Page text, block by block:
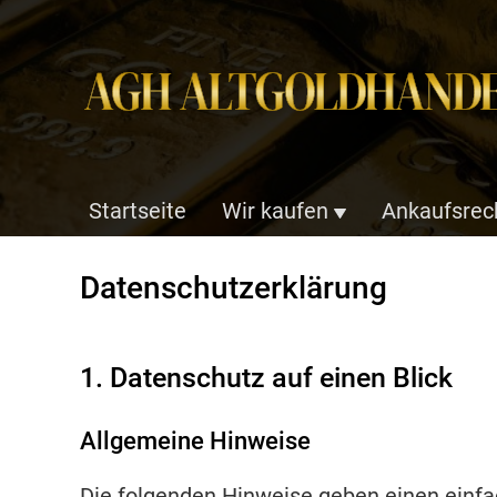
Startseite Wir kaufen
Datenschutzerklärung
1. Datenschutz auf einen Blick
Allgemeine Hinweise